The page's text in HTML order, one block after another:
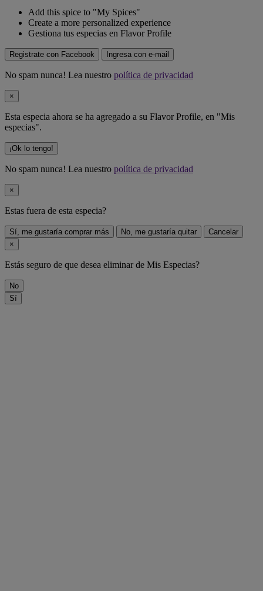
Add this spice to "My Spices"
Create a more personalized experience
Gestiona tus especias en Flavor Profile
Registrate con Facebook Ingresa con e-mail
No spam nunca! Lea nuestro política de privacidad
×
Esta especia ahora se ha agregado a su Flavor Profile, en "Mis
especias".
¡Ok lo tengo!
No spam nunca! Lea nuestro política de privacidad
×
Estas fuera de esta especia?
Sí, me gustaría comprar más No, me gustaría quitar
Cancelar
×
Estás seguro de que desea eliminarde Mis Especias?
No
Sí